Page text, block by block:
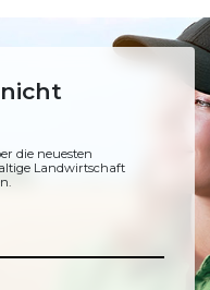
nicht
die neuesten
Landwirtschaft